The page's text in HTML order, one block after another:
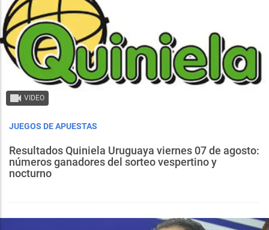
VIDEO
JUEGOS DE APUESTAS
Resultados Quiniela Uruguaya viernes 07 de agosto:
números ganadores del sorteo vespertino y
nocturno